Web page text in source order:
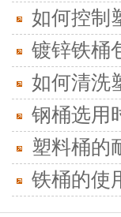
如何控制
镀锌铁桶
如何清洗
钢桶选用
塑料桶的
铁桶的使